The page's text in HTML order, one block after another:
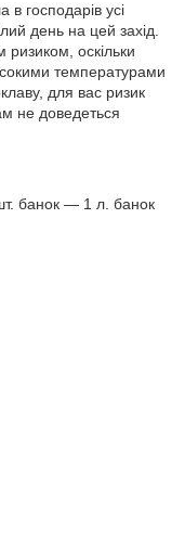
в господарів усі
день на цей захід.
оскільки
температурами
для вас ризик
не доведеться
банок — 1 л. банок